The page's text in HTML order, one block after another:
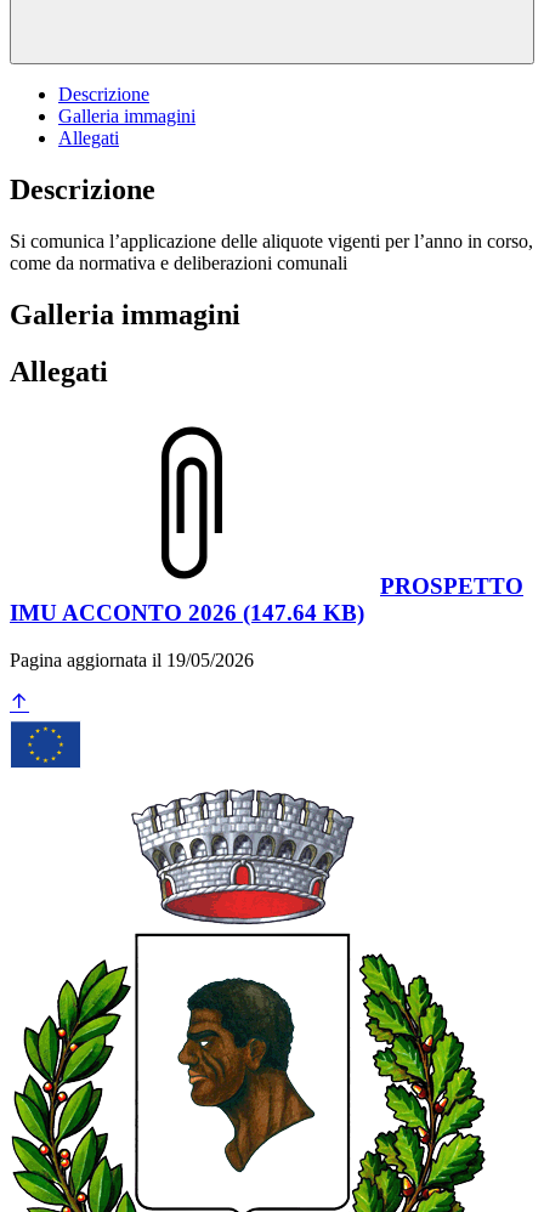
Descrizione
Galleria immagini
Allegati
Descrizione
Si comunica l’applicazione delle aliquote vigenti per l’anno in corso,
come da normativa e deliberazioni comunali
Galleria immagini
Allegati
PROSPETTO
IMU ACCONTO 2026 (147.64 KB)
Pagina aggiornata il 19/05/2026